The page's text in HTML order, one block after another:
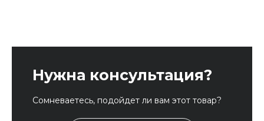
Нужна консультация?
Сомневаетесь, подойдет ли вам этот товар?